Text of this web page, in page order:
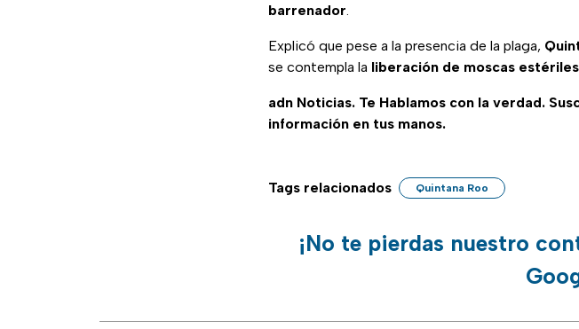
barrenador
Explicó que pese a la presencia de la plaga,
se contempla la liberación de moscas estériles
adn Noticias. Te Hablamos con la verdad.
información en tus manos.
Tags relacionados Quintana Roo
¡No te pierdas nuestro